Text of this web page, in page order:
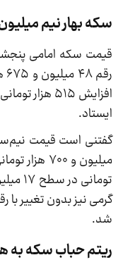
سکه بهار نیم
ایستاد.
شد.
ریتم حباب سکه به